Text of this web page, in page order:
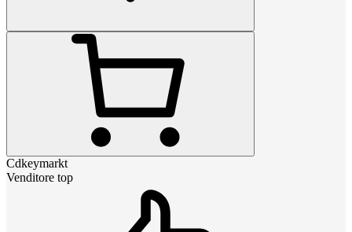
Cdkeymarkt
Venditore top